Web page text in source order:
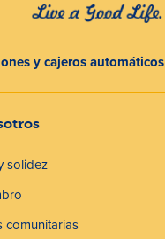
y cajeros automáticos
solidez
comunitarias